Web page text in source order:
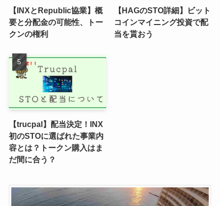
【INXとRepublic協業】概
要と分配金の可能性、トー
クンの権利
【HAGのSTO詳細】ビット
コインマイニング投資で配
当を貰おう
【trucpal】配当決定！INX
初のSTOに選ばれた事業内
容とは？トークン購入はま
だ間に合う？